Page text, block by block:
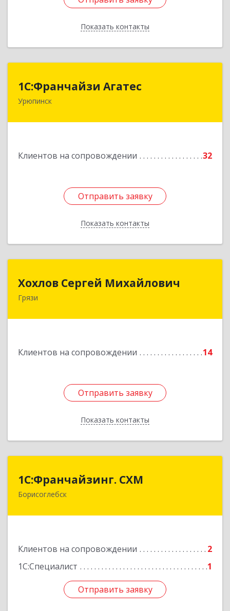
Показать контакты
Назад
1С:Франчайзи Агатес
Урюпинск
Клиентов на сопровождении 32
Отправить заявку
Показать контакты
403113, Волгоградская обл, Урюпинск г, Ленина
Отправить заявку
Назад
Хохлов Сергей Михайлович
Грязи
Клиентов на сопровождении 14
Отправить заявку
Показать контакты
Хохлов Сергей Михайлович
Отправить заявку
Назад
1С:Франчайзинг. СХМ
Борисоглебск
Клиентов на сопровождении
2
1С:Специалист
1
Отправить заявку
397165, Воронежская обл, Борисоглебский р-н,
Отправить заявку